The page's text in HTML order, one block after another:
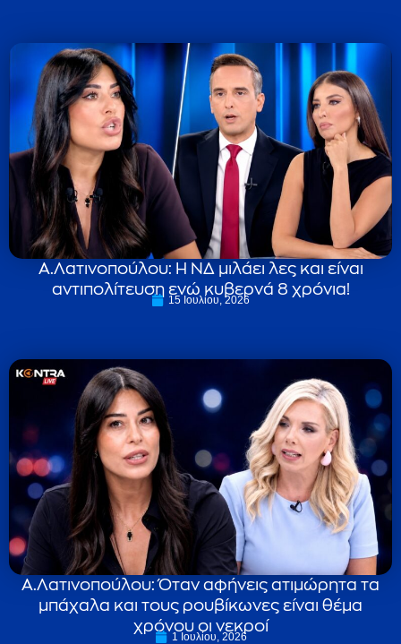
Α.Λατινοπούλου: Η ΝΔ μιλάει λες και είναι
αντιπολίτευση ενώ κυβερνά 8 χρόνια!
15 Ιουλίου, 2026
Α.Λατινοπούλου: Όταν αφήνεις ατιμώρητα τα
μπάχαλα και τους ρουβίκωνες είναι θέμα
χρόνου οι νεκροί
1 Ιουλίου, 2026